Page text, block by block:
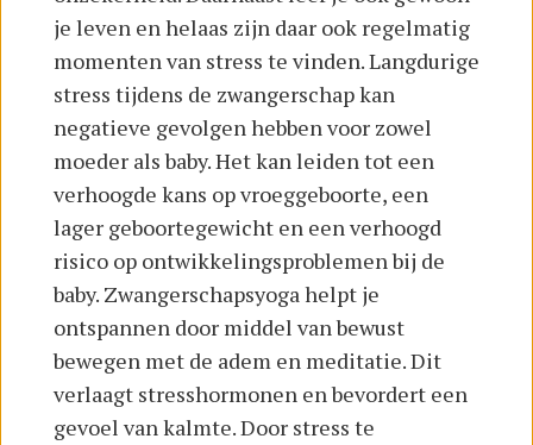
je leven en helaas zijn daar ook regelmatig
momenten van stress te vinden. Langdurige
stress tijdens de zwangerschap kan
negatieve gevolgen hebben voor zowel
moeder als baby. Het kan leiden tot een
verhoogde kans op vroeggeboorte, een
lager geboortegewicht en een verhoogd
risico op ontwikkelingsproblemen bij de
baby. Zwangerschapsyoga helpt je
ontspannen door middel van bewust
bewegen met de adem en meditatie. Dit
verlaagt stresshormonen en bevordert een
gevoel van kalmte. Door stress te